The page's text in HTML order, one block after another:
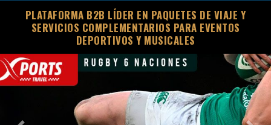
PLATAFORMA B2B LÍDER EN PAQUETES DE VIAJE Y
SERVICIOS COMPLEMENTARIOS PARA EVENTOS
DEPORTIVOS Y MUSICALES